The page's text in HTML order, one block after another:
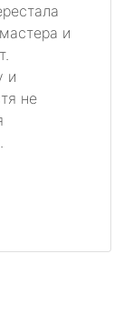
и
и
не